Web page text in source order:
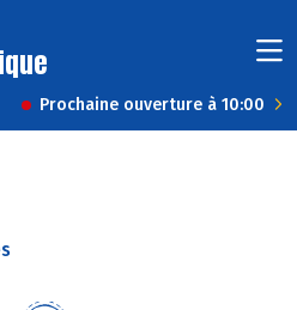
Prochaine ouverture à 10:00